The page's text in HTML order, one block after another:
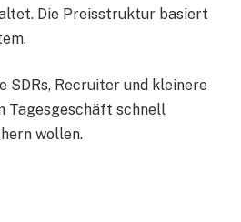
Die Preisstruktur basiert
SDRs, Recruiter und kleinere
Tagesgeschäft schnell
wollen.